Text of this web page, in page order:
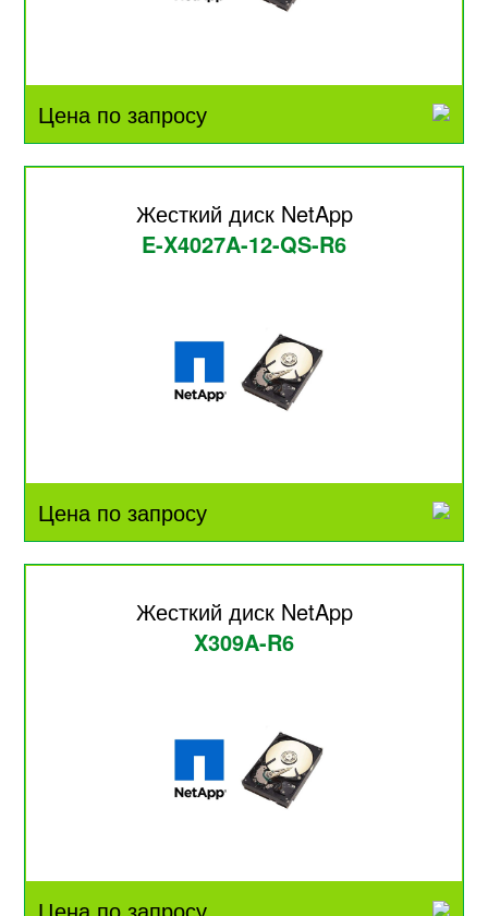
Цена по запросу
Жесткий диск NetApp
E-X4027A-12-QS-R6
Цена по запросу
Жесткий диск NetApp
X309A-R6